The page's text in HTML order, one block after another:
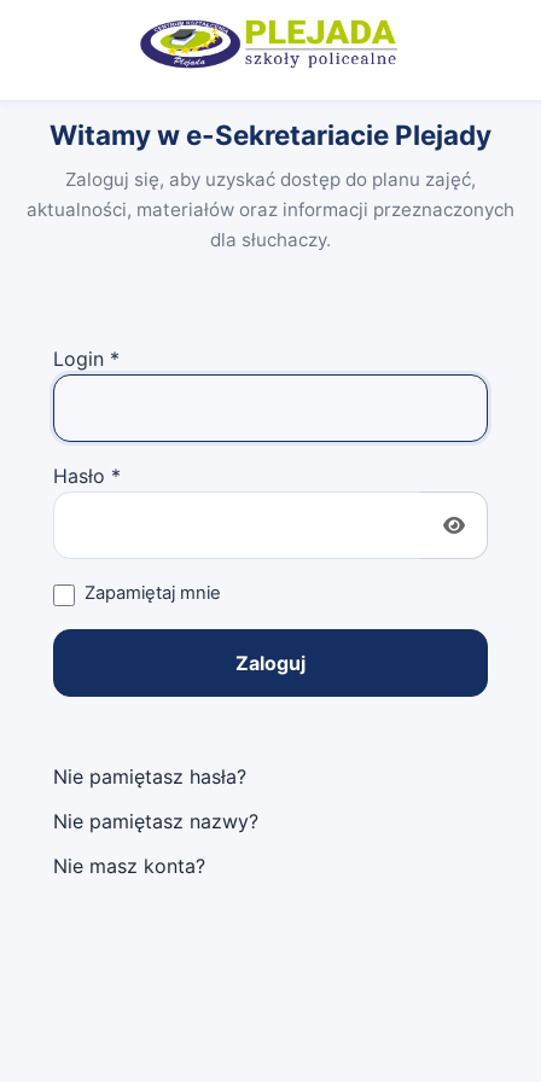
Witamy w e-Sekretariacie Plejady
Zaloguj się, aby uzyskać dostęp do planu zajęć,
aktualności, materiałów oraz informacji przeznaczonych
dla słuchaczy.
Login *
Hasło *
Pokaż
Zapamiętaj mnie
Zaloguj
Nie pamiętasz hasła?
Nie pamiętasz nazwy?
Nie masz konta?